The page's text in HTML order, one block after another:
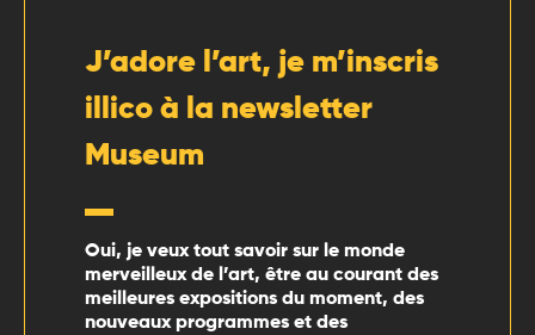
J’adore l’art, je m’inscris
illico à la newsletter
Museum
Oui, je veux tout savoir sur le monde
merveilleux de l’art, être au courant des
meilleures expositions du moment, des
nouveaux programmes et des